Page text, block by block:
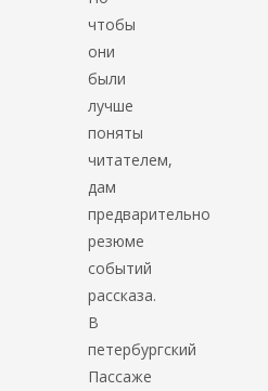
чтобы
они
были
лучше
поняты
читателем,
дам
предварительно
резюме
событий
рассказа.
В
петербургский
Пассаже